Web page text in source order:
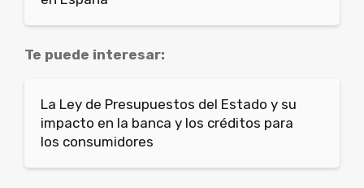
Te puede interesar:
La Ley de Presupuestos del Estado y su
impacto en la banca y los créditos para
los consumidores